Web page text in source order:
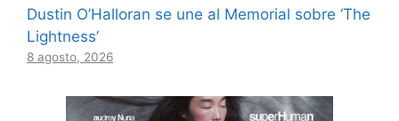
Dustin O’Halloran se une al Memorial sobre ‘The
Lightness’
8 agosto, 2026